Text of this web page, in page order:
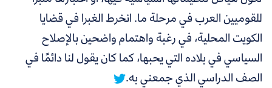
للقوميين العرب في مرحلة ما.انخرط الغبرا في قضايا
الكويت المحلية، في رغبة واهتمام واضحين بالإصلاح
السياسي في بلاده التي يحبها، كما كان يقول لنا دائمًا في
الصف الدراسي الذي جمعني به.